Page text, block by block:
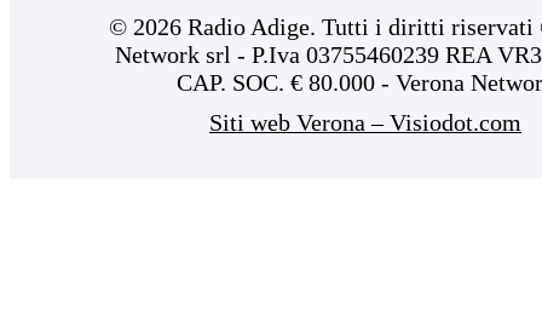
© 2026 Radio Adige. Tutti i diritti riservati
Network srl - P.Iva 03755460239 REA
CAP. SOC. € 80.000 - Verona
Siti web Verona – Visiodot.com